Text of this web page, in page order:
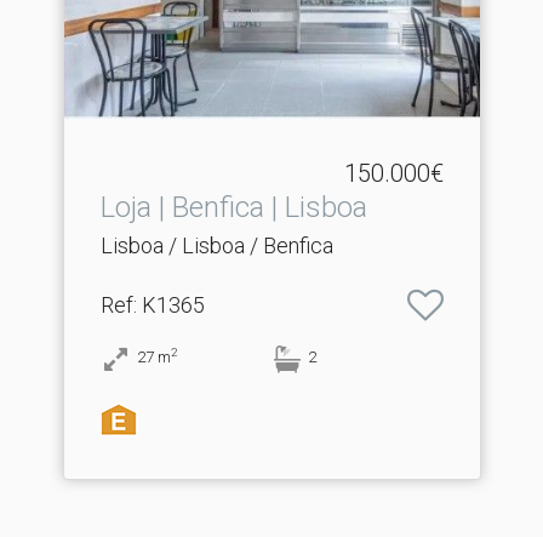
150.000€
Loja | Benfica | Lisboa
Lisboa / Lisboa / Benfica
Ref: K1365
27 m2 2